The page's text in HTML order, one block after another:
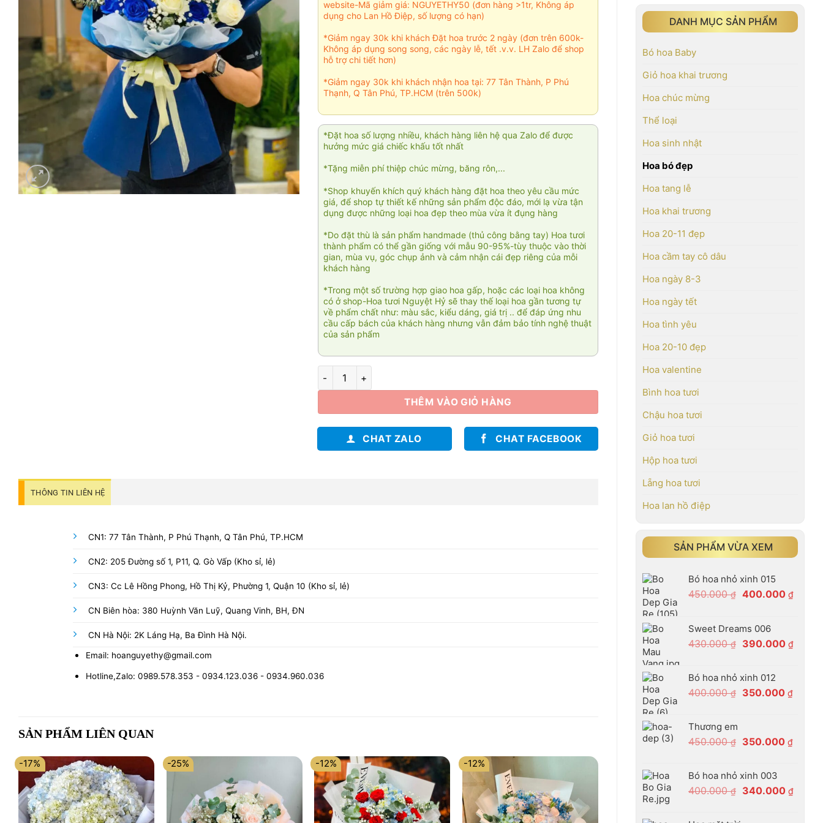
DANH MỤC SẢN PHẨM
Bó hoa Baby
Giỏ hoa khai trương
Hoa chúc mừng
Thể loại
Hoa sinh nhật
Hoa bó đẹp
Hoa tang lễ
Hoa khai trương
Hoa 20-11 đẹp
Hoa cầm tay cô dâu
Hoa ngày 8-3
Hoa ngày tết
Hoa tình yêu
Hoa 20-10 đẹp
Hoa valentine
Bình hoa tươi
Chậu hoa tươi
Giỏ hoa tươi
Hộp hoa tươi
Lẵng hoa tươi
Hoa lan hồ điệp
SẢN PHẨM VỪA XEM
Bó hoa nhỏ xinh 015
450.000₫ Giá
450.000 ₫.
400.000 ₫Giá
Sweet Dreams 006
430.000₫
Giá
430.000 ₫.
390.000 ₫Giá
Bó hoa nhỏ xinh 012
400.000₫
Giá
350.000 ₫Giá
Thương em
450.000₫
Giá
450.000 ₫.
350.000 ₫Giá
Bó hoa nhỏ xinh 003
400.000₫
Giá
340.000 ₫Giá
website-Mã giảm giá: NGUYETHY50 (đơn hàng >1tr, Không áp
dụng cho Lan Hồ Điệp, số lượng có hạn)
*Giảm ngay 30k khi khách Đặt hoa trước 2 ngày (đơn trên 600k-
Không áp dụng song song, các ngày lễ, tết .v.v. LH Zalo để shop
hỗ trợ chi tiết hơn)
*Giảm ngay 30k khi khách nhận hoa tại: 77 Tân Thành, P Phú
Thạnh, Q Tân Phú, TP.HCM (trên 500k)
*Đặt hoa số lượng nhiều, khách hàng liên hệ qua Zalo để được
hưởng mức giá chiếc khấu tốt nhất
*Tặng miễn phí thiệp chúc mừng, băng rôn,...
*Shop khuyến khích quý khách hàng đặt hoa theo yêu cầu mức
giá, để shop tự thiết kế những sản phẩm độc đáo, mới lạ vừa tận
dụng được những loại hoa đẹp theo mùa vừa ít đụng hàng
*Do đặt thù là sản phẩm handmade (thủ công bằng tay) Hoa tươi
thành phẩm có thể gần giống với mẫu 90-95%-tùy thuộc vào thời
gian, mùa vụ, góc chụp ảnh và cảm nhận cái đẹp riêng của mỗi
khách hàng
*Trong một số trường hợp giao hoa gấp, hoặc các loại hoa không
có ở shop-Hoa tươi Nguyệt Hỷ sẽ thay thế loại hoa gần tương tự
về phẩm chất như: màu sắc, kiểu dáng, giá trị .. để đáp ứng nhu
cầu cấp bách của khách hàng nhưng vẫn đảm bảo tính nghệ thuật
của sản phẩm
Hoa bó xinh yêu 004 số lượng
THÊM VÀO GIỎ HÀNG
CHAT ZALO CHAT FACEBOOK
THÔNG TIN LIÊN HỆ
CN1: 77 Tân Thành, P Phú Thạnh, Q Tân Phú, TP.HCM
CN2: 205 Đường số 1, P11, Q. Gò Vấp (Kho sỉ, lẻ)
CN3: Cc Lê Hồng Phong, Hồ Thị Kỷ, Phường 1, Quận 10 (Kho sỉ, lẻ)
CN Biên hòa: 380 Huỳnh Văn Luỹ, Quang Vinh, BH, ĐN
CN Hà Nội: 2K Láng Hạ, Ba Đình Hà Nội.
Email: hoanguyethy@gmail.com
Hotline,Zalo: 0989.578.353 - 0934.123.036 - 0934.960.036
SẢN PHẨM LIÊN QUAN
-17% -25% -12% -12%